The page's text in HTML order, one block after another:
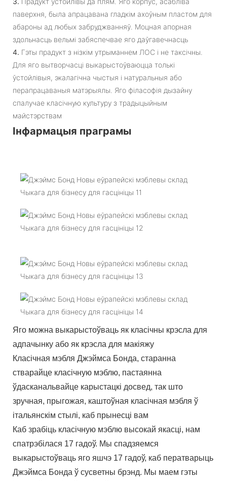
паверхня, была апрацавана гладкім ахоўным пластом для
абароны ад любых забруджванняў. Моцная апорная
здольнасць вельмі забяспечвае яго даўгавечнасць
4. Гэты прадукт з нізкім утрыманнем ЛОС і не таксічны.
Для яго вытворчасці выкарыстоўваюцца толькі
ўстойлівыя, экалагічна чыстыя і натуральныя або
перапрацаваныя матэрыялы. Яго філасофія дызайну
спалучае класічную культуру з традыцыйным
майстэрствам
Інфармацыя праграмы
Яго можна выкарыстоўваць як класічны крэсла для
адпачынку або як крэсла для макіяжу
Класічная мэбля Джэймса Бонда, старанна
стварайце класічную мэблю, пастаянна
ўдасканальвайце карыстацкі досвед, так што
зручная, прыгожая, каштоўная класічная мэбля ў
італьянскім стылі, каб прынесці вам
Каб зрабіць класічную мэблю высокай якасці, нам
спатрэбілася 17 гадоў. Мы спадзяемся
выкарыстоўваць яго яшчэ 17 гадоў, каб ператварыць
Джэймса Бонда ў сусветны брэнд. Мы маем гэты